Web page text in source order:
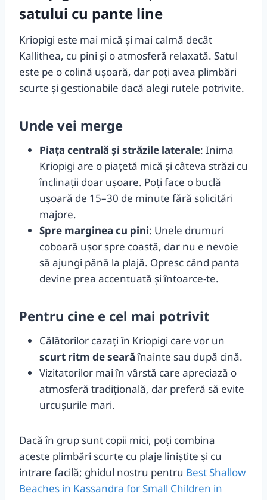
satului cu pante line
Kriopigi este mai mică și mai calmă decât
Kallithea, cu pini și o atmosferă relaxată. Satul
este pe o colină ușoară, dar poți avea plimbări
scurte și gestionabile dacă alegi rutele potrivite.
Unde vei merge
Piața centrală și străzile laterale: Inima
Kriopigi are o piațetă mică și câteva străzi cu
înclinații doar ușoare. Poți face o buclă
ușoară de 15–30 de minute fără solicitări
majore.
Spre marginea cu pini: Unele drumuri
coboară ușor spre coastă, dar nu e nevoie
să ajungi până la plajă. Opresc când panta
devine prea accentuată și întoarce-te.
Pentru cine e cel mai potrivit
Călătorilor cazați în Kriopigi care vor un
scurt ritm de searăînainte sau după cină.
Vizitatorilor mai în vârstă care apreciază o
atmosferă tradițională, dar preferă să evite
urcușurile mari.
Dacă în grup sunt copii mici, poți combina
aceste plimbări scurte cu plaje liniștite și cu
intrare facilă; ghidul nostru pentru Best Shallow
Beaches in Kassandra for Small Children in